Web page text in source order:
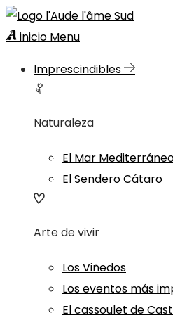
inicio Menu
Imprescindibles
Naturaleza
El Mar
El Sendero Cátaro
Arte de vivir
Los Viñedos
Los eventos más
El cassoulet de